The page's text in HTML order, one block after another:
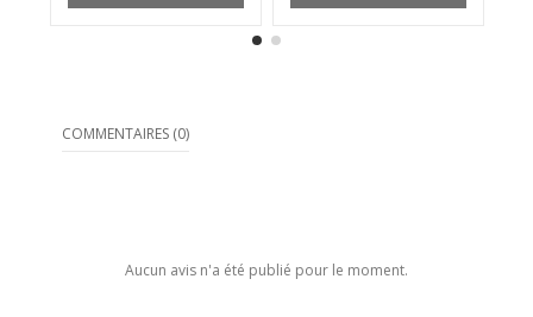
COMMENTAIRES (0)
Aucun avis n'a été publié pour le moment.